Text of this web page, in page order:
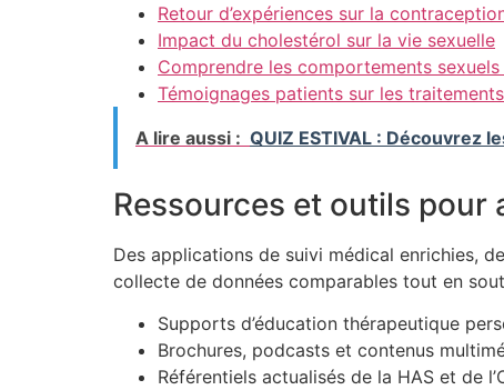
Retour d’expériences sur la
Impact du cholestérol sur la vie sexuelle
Comprendre les comportements
Témoignages patients sur les
A lire aussi : QUIZ ESTIVAL : Découvrez
Ressources et outils pour
Des applications de suivi médical enrichies,
collecte de données comparables tout en
Supports d’éducation thérapeutique
Brochures, podcasts et contenus
Référentiels actualisés de la HAS et de